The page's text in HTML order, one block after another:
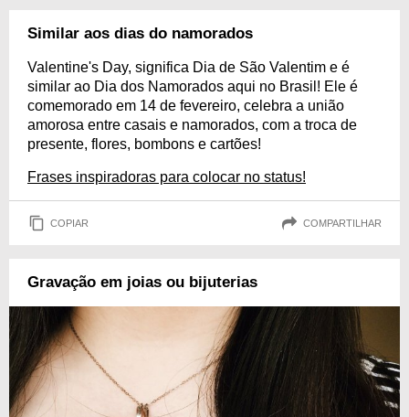
Similar aos dias do namorados
Valentine's Day, significa Dia de São Valentim e é
similar ao Dia dos Namorados aqui no Brasil! Ele é
comemorado em 14 de fevereiro, celebra a união
amorosa entre casais e namorados, com a troca de
presente, flores, bombons e cartões!
Frases inspiradoras para colocar no status!
COPIAR COMPARTILHAR
Gravação em joias ou bijuterias